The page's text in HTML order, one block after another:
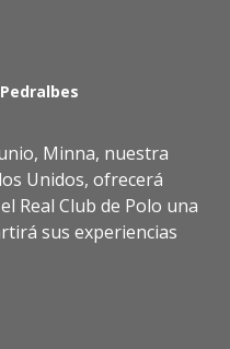
Minna, nuestra
Unidos, ofrecerá
Real Club de Polo una
sus experiencias